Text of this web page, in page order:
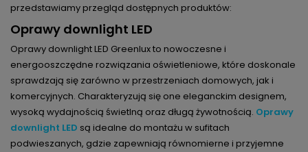
przedstawiamy przegląd dostępnych produktów:
Oprawy downlight LED
Oprawy downlight LED Greenlux to nowoczesne i
energooszczędne rozwiązania oświetleniowe, które doskonale
sprawdzają się zarówno w przestrzeniach domowych, jak i
komercyjnych. Charakteryzują się one eleganckim designem,
wysoką wydajnością świetlną oraz długą żywotnością. Oprawy
downlight LED są idealne do montażu w sufitach
podwieszanych, gdzie zapewniają równomierne i przyjemne